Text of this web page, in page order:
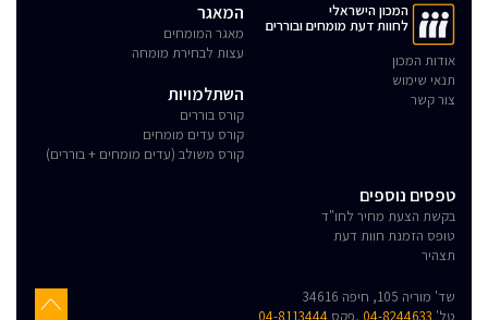
המכון הישראלי
לחוות דעת מומחים ובוררים
אודות המכון
תנאי שימוש
צור קשר
המאגר
מאגר המומחים
עצות לבחירת מומחה
השתלמויות
קורס בוררים
קורס עדים מומחים
קורס משולב (עדים מומחים + בוררים)
טפסים נוספים
בקשת הצעת מחיר לחו"ד
טופס הזמנת חוות דעת
תצהיר
שד' מוריה 105, חיפה 34616
טל' 04-8244633 ,פקס 04-8113444